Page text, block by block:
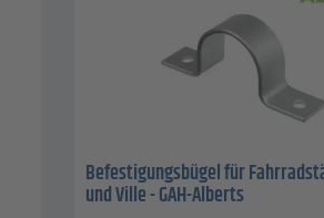
Befestigungsbügel für
und Ville - GAH-Alberts